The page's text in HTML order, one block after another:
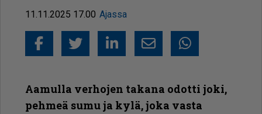
11.11.2025 17.00 Ajassa
FacebookTwitter
LinkedIn
SähköpostiWhatsapp
Aamulla verhojen takana odotti joki,
pehmeä sumu ja kylä, joka vasta